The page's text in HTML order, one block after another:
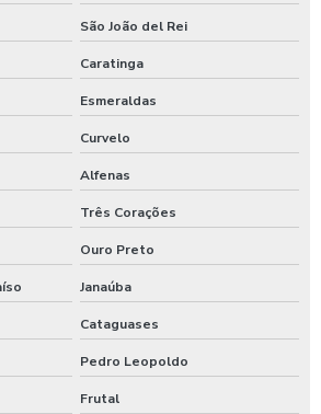
de carros
de veiculos
automotivos
carros
de água quente
três produtos
São João del Rei
Caratinga
Esmeraldas
Curvelo
Alfenas
Três Corações
Ouro Preto
Janaúba
Cataguases
Pedro Leopoldo
Frutal